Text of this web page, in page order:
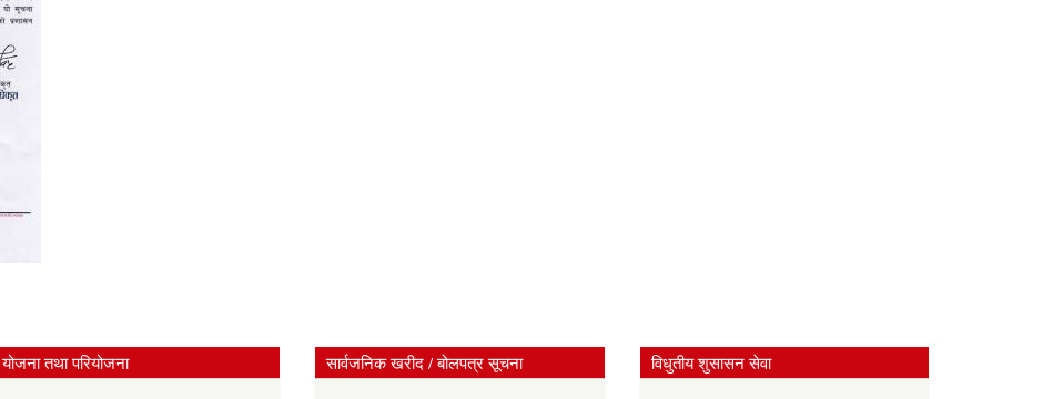
योजना तथा परियोजना सार्वजनिक खरीद / बोलपत्र सूचना विधुतीय शुसासन सेवा